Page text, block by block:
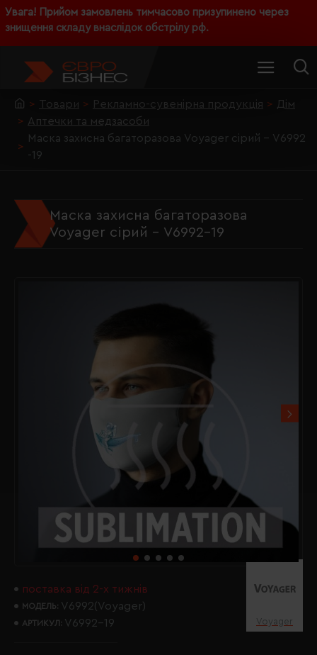
Увага! Прийом замовлень тимчасово призупинено через
знищення складу внаслідок обстрілу рф.
Товари Рекламно-сувенірна продукція
Дім
Аптечки та медзасоби
Маска захисна багаторазова Voyager сірий - V6992
-19
Маска захисна багаторазова
Voyager сірий - V6992-19
поставка від 2-х тижнів
МОДЕЛЬ: V6992(Voyager)
АРТИКУЛ: V6992-19 Voyager